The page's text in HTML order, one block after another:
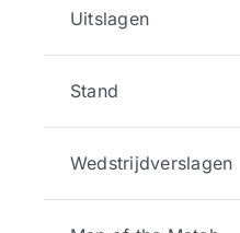
Uitslagen
Stand
Wedstrijdverslagen